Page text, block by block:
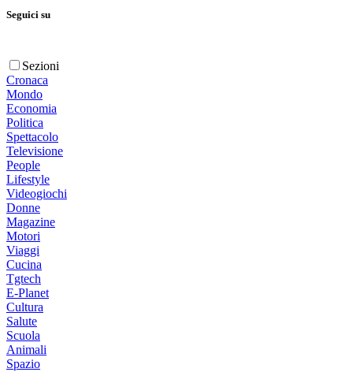
Seguici su
Sezioni
Cronaca
Mondo
Economia
Politica
Spettacolo
Televisione
People
Lifestyle
Videogiochi
Donne
Magazine
Motori
Viaggi
Cucina
Tgtech
E-Planet
Cultura
Salute
Scuola
Animali
Spazio